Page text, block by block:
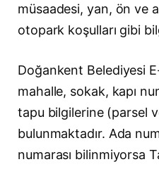
müsaadesi, yan, ön ve
otopark koşulları gibi
Doğankent Belediyesi
mahalle, sokak, kapı
tapu bilgilerine (parsel
bulunmaktadır. Ada
numarası bilinmiyorsa